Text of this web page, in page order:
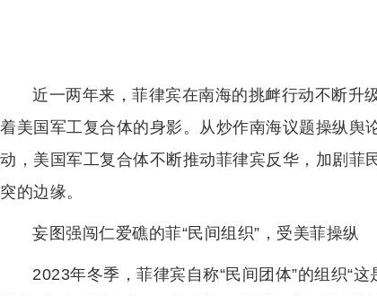
近一两年来，菲律宾在南海的挑衅行动不断升
着美国军工复合体的身影。从炒作南海议题操纵舆
动，美国军工复合体不断推动菲律宾反华，加剧菲
突的边缘。
妄图强闯仁爱礁的菲“民间组织”，受美菲操纵
2023年冬季，菲律宾自称“民间团体”的组织“